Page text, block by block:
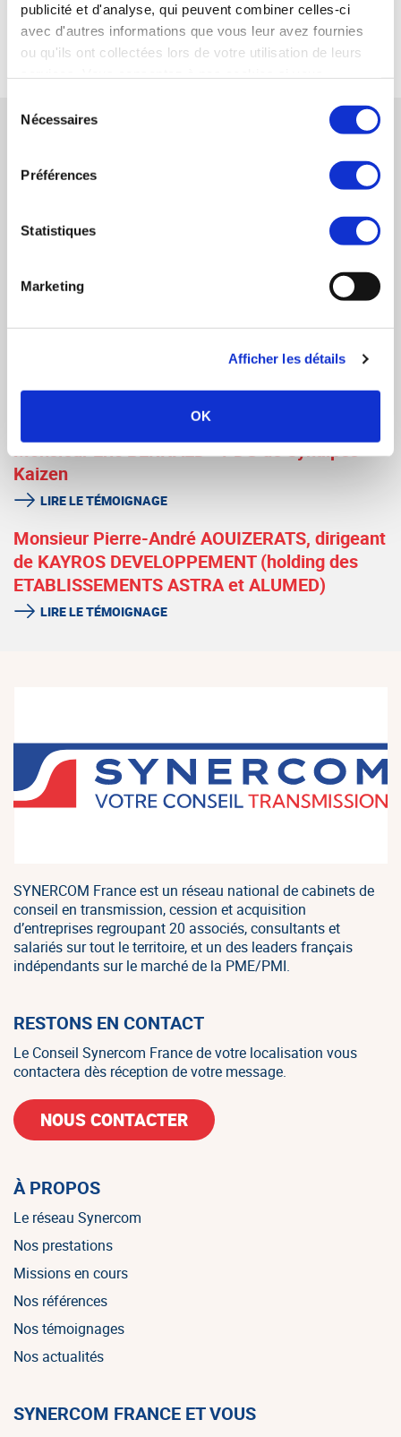
publicité et d'analyse, qui peuvent combiner celles-ci
avec d'autres informations que vous leur avez fournies
ou qu'ils ont collectées lors de votre utilisation de leurs
Nécessaires
Préférences
Statistiques
Marketing
Afficher les détails
OK
RETOUR
TÉMOIGNAGES CONNEXES
Mme Vilma Touzard - Cédante société AVM
Philippe BRESSON, Xavier TASSEL et Vincent
GROEBER - Investisseurs dans la société FL
METAL
LIRE LE TÉMOIGNAGE
Monsieur Guillaume de FOUGIÈRES –
Acquéreur
Monsieur Eric BERNAED - PDG de Synalpes
Kaizen
LIRE LE TÉMOIGNAGE
Monsieur Pierre-André AOUIZERATS, dirigeant
de KAYROS DEVELOPPEMENT (holding des
ETABLISSEMENTS ASTRA et ALUMED)
LIRE LE TÉMOIGNAGE
SYNERCOM France est un réseau national de cabinets de
conseil en transmission, cession et acquisition
d’entreprises regroupant 20 associés, consultants et
salariés sur tout le territoire, et un des leaders français
indépendants sur le marché de la PME/PMI.
RESTONS EN CONTACT
Le Conseil Synercom France de votre localisation vous
contactera dès réception de votre message.
NOUS CONTACTER
À PROPOS
Le réseau Synercom
Nos prestations
Missions en cours
Nos références
Nos témoignages
Nos actualités
SYNERCOM FRANCE ET VOUS